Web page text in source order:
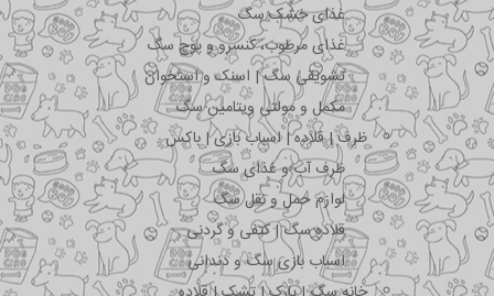
غذای خشک سگ
غذای مرطوب، کنسرو و پوچ سگ
تشویقی سگ | اسنک و استخوان
مکمل و مولتی ویتامین سگ
ظرف | قلاده | اسباب بازی | باکس
ظرف آب و غذای سگ
لوازم حمل و نقل سگ
قلاده سگ | کتفی و گردنی
اسباب بازی سگ و دندانی